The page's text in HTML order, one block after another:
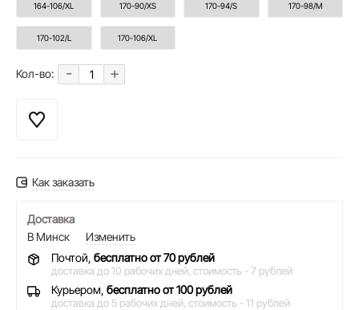
164-106/XL 170-90/XS 170-94/S 170-98/M
170-102/L 170-106/XL
Кол-во: - +
Как заказать
Доставка
В Минск
Изменить
Почтой, бесплатно от 70 рублей
доставка до 10 рабочих дней, стоимость - 7 рублей
Курьером, бесплатно от 100 рублей
доставка до 5 рабочих дней, стоимость - 11 рублей